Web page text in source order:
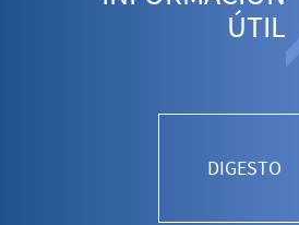
ÚTIL
DIGESTO